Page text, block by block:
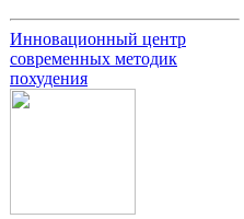
Инновационный центр
современных методик
похудения